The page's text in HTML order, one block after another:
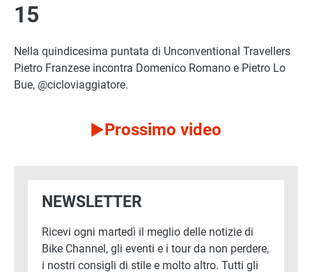
15
Nella quindicesima puntata di Unconventional Travellers
Pietro Franzese incontra Domenico Romano e Pietro Lo
Bue, @cicloviaggiatore.
Prossimo video
NEWSLETTER
Ricevi ogni martedì il meglio delle notizie di
Bike Channel, gli eventi e i tour da non perdere,
i nostri consigli di stile e molto altro. Tutti gli